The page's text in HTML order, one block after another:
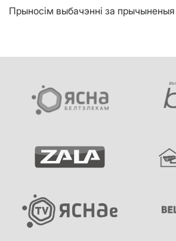
Прыносім выбачэнні за прычыненыя